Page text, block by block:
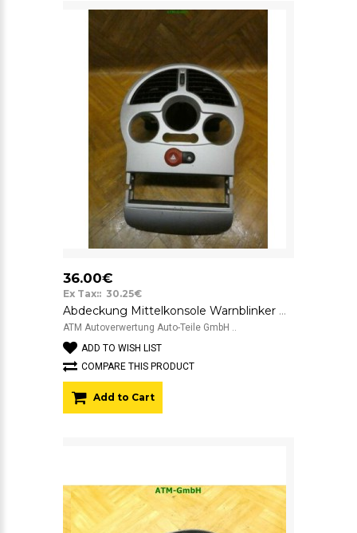
36.00€
Ex Tax:: 30.25€
Abdeckung Mittelkonsole Warnblinker Renault Modus Luftdüse ZV
ATM Autoverwertung Auto-Teile GmbH ..
ADD TO WISH LIST
COMPARE THIS PRODUCT
Add to Cart